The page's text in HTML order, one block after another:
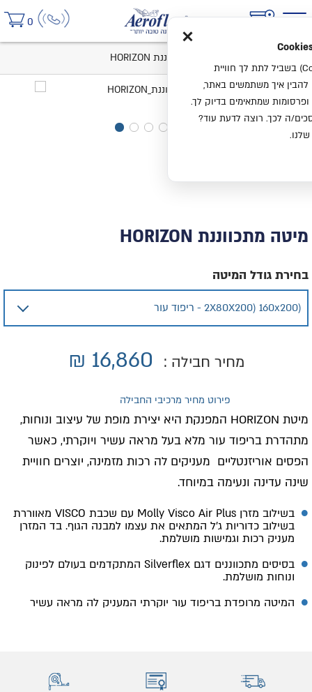
0
מיטה מתכווננת HORIZON
מיטה מתכווננת HORIZON
מיטת HORIZON המפנקת היא יצירת מופת של עיצוב ונוחות,
מתהדרת בריפוד עור מלא בעל מראה עשיר ויוקרתי, כאשר
הפסים אוריזנטליים מעניקים לה רכות מזמינה, יוצרים חוויית
שינה עדינה ונעימה במיוחד.
בשילוב מזרן Molly Visco Air Plus עם שכבת VISCO מאווררת
בשילוב כדוריות ג׳ל המתאים את עצמו למבנה הגוף. בד המזרן
מעניק רכות וגמישות מושלמת.
בסיסים מתכווננים דגם Silverflex המתקדמים בעולם לפינוק
ונוחות מושלמת.
המיטה מרופדת בריפוד עור יוקרתי המעניק לה מראה עשיר
בחירת גודל המיטה
מחיר חבילה : 16,860
₪
פירוט מחיר מרכיבי החבילה
×
אנחנו משתמשים בעוגיות (Cookies) בשביל לתת לך חוויית
להבין איך משתמשים באתר,
שמתאימים בדיוק לך.
ה לכך. רוצה לדעת עוד?